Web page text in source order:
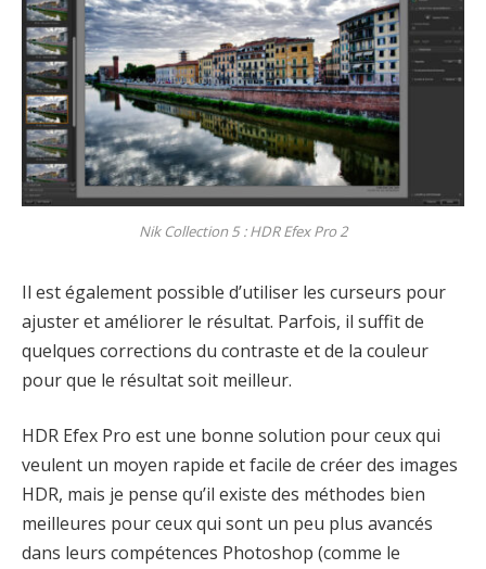
Nik Collection 5 : HDR Efex Pro 2
Il est également possible d’utiliser les curseurs pour
ajuster et améliorer le résultat. Parfois, il suffit de
quelques corrections du contraste et de la couleur
pour que le résultat soit meilleur.
HDR Efex Pro est une bonne solution pour ceux qui
veulent un moyen rapide et facile de créer des images
HDR, mais je pense qu’il existe des méthodes bien
meilleures pour ceux qui sont un peu plus avancés
dans leurs compétences Photoshop (comme le